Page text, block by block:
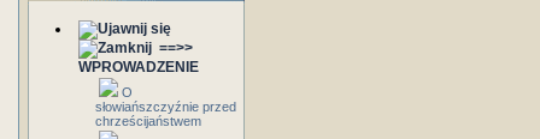
==>>
WPROWADZENIE
O
słowiańszczyźnie przed
chrześcijaństwem